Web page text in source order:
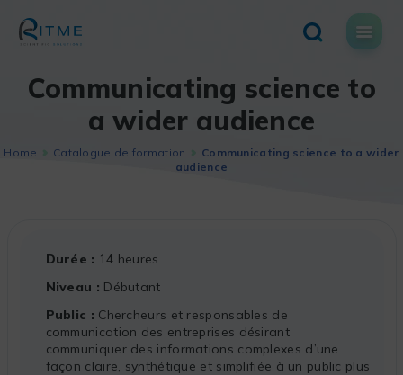
content
Communicating science to
a wider audience
Home Catalogue de formation
Communicating science to a wider
audience
Durée
14 heures
Niveau
Débutant
Public
Chercheurs et responsables de
communication des entreprises désirant
communiquer des informations complexes d’une
façon claire, synthétique et simplifiée à un public plus